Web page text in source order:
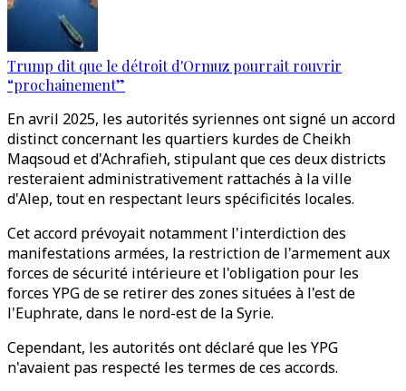
Trump dit que le détroit d'Ormuz pourrait rouvrir
“prochainement”
En avril 2025, les autorités syriennes ont signé un accord
distinct concernant les quartiers kurdes de Cheikh
Maqsoud et d'Achrafieh, stipulant que ces deux districts
resteraient administrativement rattachés à la ville
d'Alep, tout en respectant leurs spécificités locales.
Cet accord prévoyait notamment l'interdiction des
manifestations armées, la restriction de l'armement aux
forces de sécurité intérieure et l'obligation pour les
forces YPG de se retirer des zones situées à l'est de
l'Euphrate, dans le nord-est de la Syrie.
Cependant, les autorités ont déclaré que les YPG
n'avaient pas respecté les termes de ces accords.